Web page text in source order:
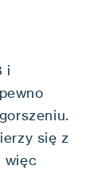
i
się z
więc